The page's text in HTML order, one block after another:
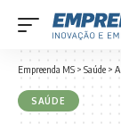
Empreenda MS>Saúde > A
SAÚDE